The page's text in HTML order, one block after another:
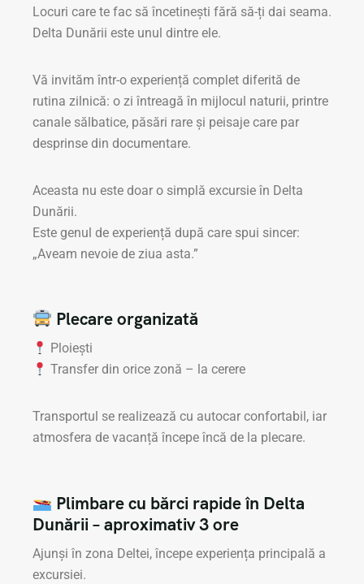
Locuri care te fac să încetinești fără să-ți dai seama.
Delta Dunării este unul dintre ele.
Vă invităm într-o experiență complet diferită de
rutina zilnică: o zi întreagă în mijlocul naturii, printre
canale sălbatice, păsări rare și peisaje care par
desprinse din documentare.
Aceasta nu este doar o simplă excursie în Delta
Dunării.
Este genul de experiență după care spui sincer:
„Aveam nevoie de ziua asta.”
Plecare organizată
Ploiești
Transfer din orice zonă – la cerere
Transportul se realizează cu autocar confortabil, iar
atmosfera de vacanță începe încă de la plecare.
Plimbare cu bărci rapide în Delta
Dunării – aproximativ 3 ore
Ajunși în zona Deltei, începe experiența principală a
excursiei.